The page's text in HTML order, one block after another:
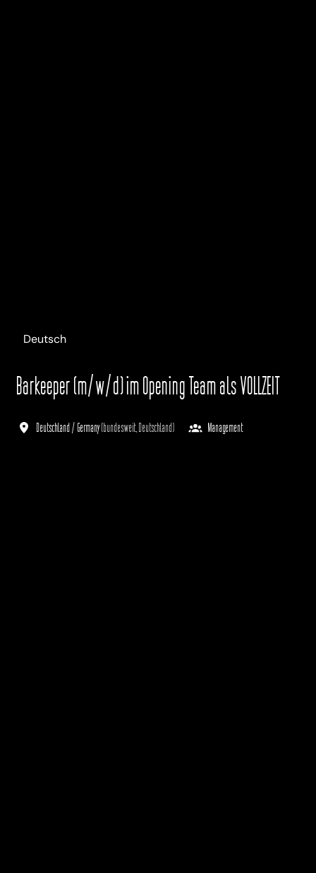
Deutsch
Barkeeper (m/w/d) im Opening Team als VOLLZEIT
Deutschland / Germany(bundesweit Deutschland) Management